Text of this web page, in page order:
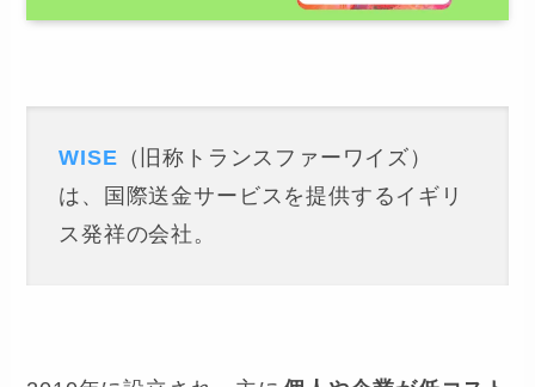
WISE （旧称トランスファーワイズ）
は、国際送金サービスを提供するイギリ
ス発祥の会社。